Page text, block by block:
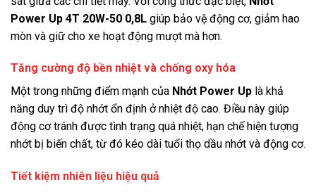
Power Up 4T 20W-50 0,8L giúp bảo vệ động cơ, giảm hao
mòn và giữ cho xe hoạt động mượt mà hơn.
Tăng cường độ bền nhiệt và chống oxy hóa
Một trong những điểm mạnh của Nhớt Power Up là khả
năng duy trì độ nhớt ổn định ở nhiệt độ cao. Điều này giúp
động cơ tránh được tình trạng quá nhiệt, hạn chế hiện tượng
nhớt bị biến chất, từ đó kéo dài tuổi thọ dầu nhớt và động cơ.
Tiết kiệm nhiên liệu hiệu quả